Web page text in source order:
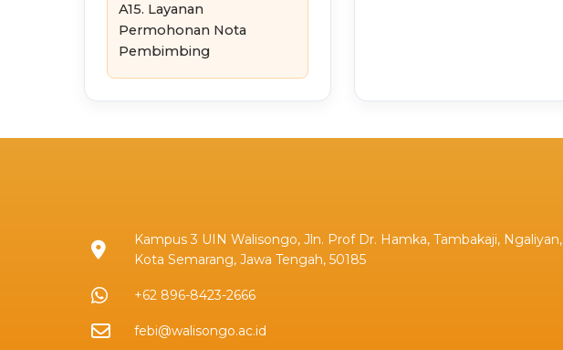
A15. Layanan
Permohonan Nota
Pembimbing
Kampus 3 UIN Walisongo, Jln. Prof Dr. Hamka, Tambakaji, Ngaliyan,
Kota Semarang, Jawa Tengah, 50185
+62 896-8423-2666
febi@walisongo.ac.id